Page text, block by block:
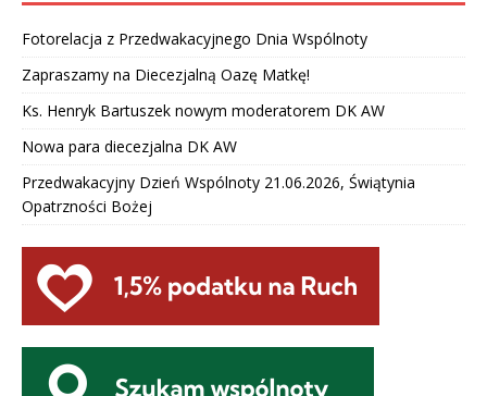
Fotorelacja z Przedwakacyjnego Dnia Wspólnoty
Zapraszamy na Diecezjalną Oazę Matkę!
Ks. Henryk Bartuszek nowym moderatorem DK AW
Nowa para diecezjalna DK AW
Przedwakacyjny Dzień Wspólnoty 21.06.2026, Świątynia
Opatrzności Bożej